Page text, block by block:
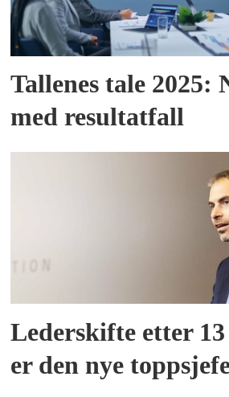
Tallenes tale 2025:
med resultatfall
Lederskifte etter
er den nye